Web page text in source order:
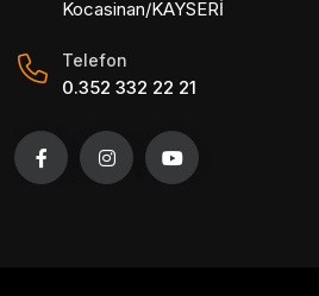
Kocasinan/KAYSERİ
Telefon
0.352 332 22 21